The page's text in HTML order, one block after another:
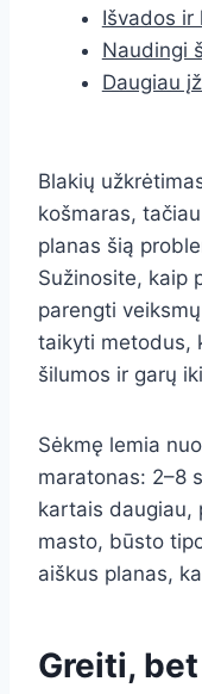
Išvados ir
Naudingi
Daugiau
Blakių
košmaras,
planas šią
Sužinosite, kaip
parengti
taikyti metodus,
šilumos ir garų
Sėkmę lemia
maratonas: 2–8
kartais daugiau,
masto, būsto
aiškus planas,
Greiti,